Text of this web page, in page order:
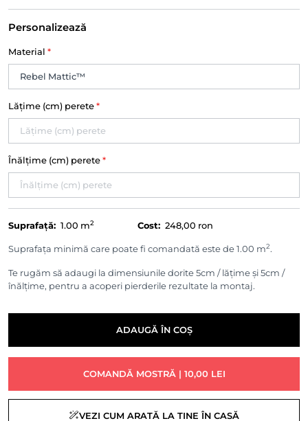
Personalizează
Material *
Lățime (cm) perete *
Înălțime (cm) perete *
Suprafață: 1.00 m2 Cost: 248,00 ron
Suprafața minimă care poate fi comandată este de 1.00 m2.
Te rugăm să adaugi la dimensiunile dorite 5cm / lățime și 5cm /
înălțime, pentru a acoperi pierderile rezultate la montaj.
ADAUGĂ ÎN COȘ
COMANDĂ MOSTRĂ | 10,00 LEI
VEZI CUM ARATĂ LA TINE ÎN CASĂ